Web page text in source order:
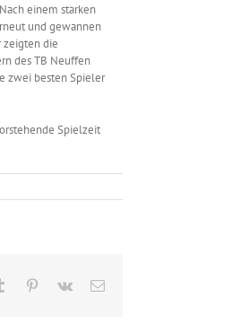
einem starken
und gewannen
zeigten die
des TB Neuffen
zwei besten Spieler
Spielzeit
Tumblr Pinterest
Vk
E-